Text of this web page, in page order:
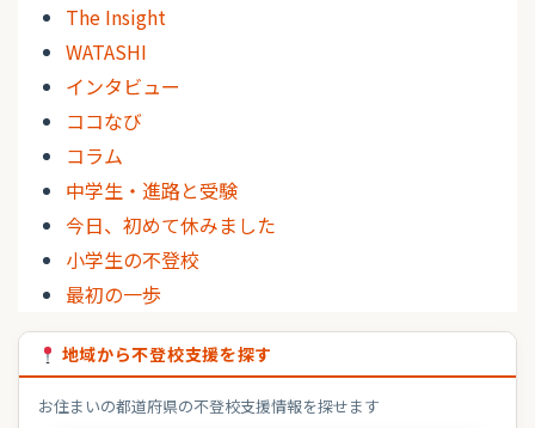
The Insight
WATASHI
インタビュー
ココなび
コラム
中学生・進路と受験
今日、初めて休みました
小学生の不登校
最初の一歩
地域から不登校支援を探す
お住まいの都道府県の不登校支援情報を探せます